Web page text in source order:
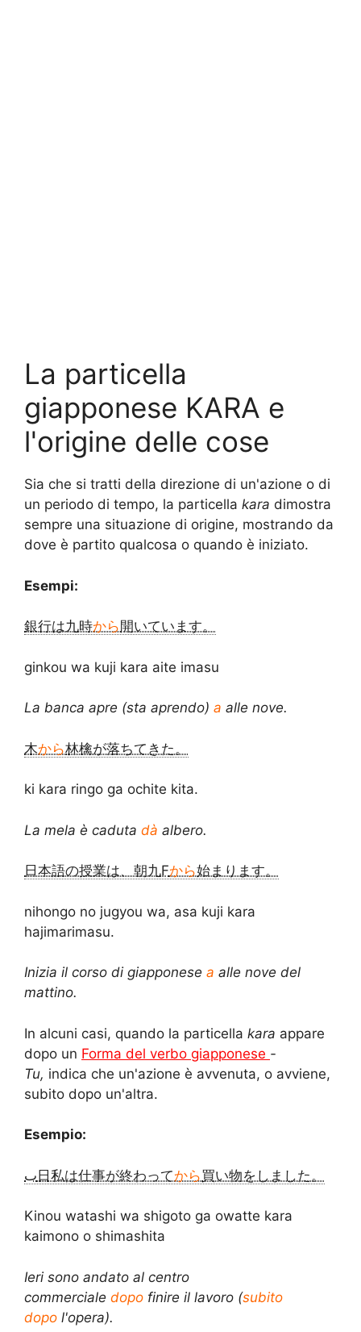
La particella
giapponese KARA e
l'origine delle cose
Sia che si tratti della direzione di un'azione o di
un periodo di tempo, la particella kara dimostra
sempre una situazione di origine, mostrando da
dove è partito qualcosa o quando è iniziato.
Esempi:
銀行は九時から 開いています。
ginkou wa kuji kara aite imasu
La banca apre (sta aprendo) a alle nove.
木から林檎が落ちてきた。
ki kara ringo ga ochite kita.
La mela è caduta dà albero.
日本語の授業は、朝九Fから始まります。
nihongo no jugyou wa, asa kuji kara
hajimarimasu.
Inizia il corso di giapponese a alle nove del
mattino.
In alcuni casi, quando la particella kara appare
dopo un Forma del verbo giapponese -
Tu, indica che un'azione è avvenuta, o avviene,
subito dopo un'altra.
Esempio:
ٮ日私は仕事が終わってから買い物をしました。
Kinou watashi wa shigoto ga owatte kara
kaimono o shimashita
Ieri sono andato al centro
commerciale dopo finire il lavoro (subito
dopo l'opera).